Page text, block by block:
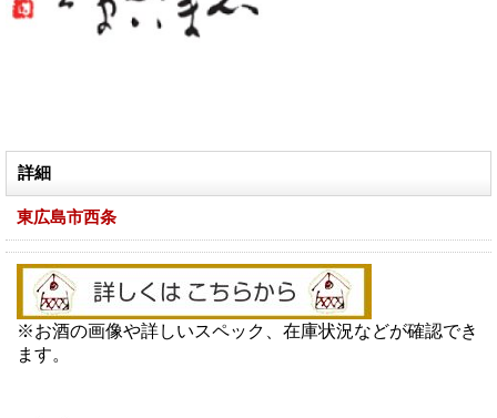
詳細
東広島市西条
※お酒の画像や詳しいスペック、在庫状況などが確認でき
ます。